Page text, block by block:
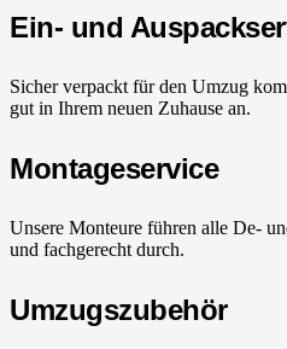
Ein- und
Sicher verpackt für den Umzug
gut in Ihrem neuen Zuhause an.
Montageservice
Unsere Monteure führen alle De-
und fachgerecht durch.
Umzugszubehör